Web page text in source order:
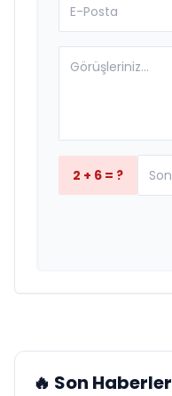
2 + 6 = ?
🔥 Son Haberler